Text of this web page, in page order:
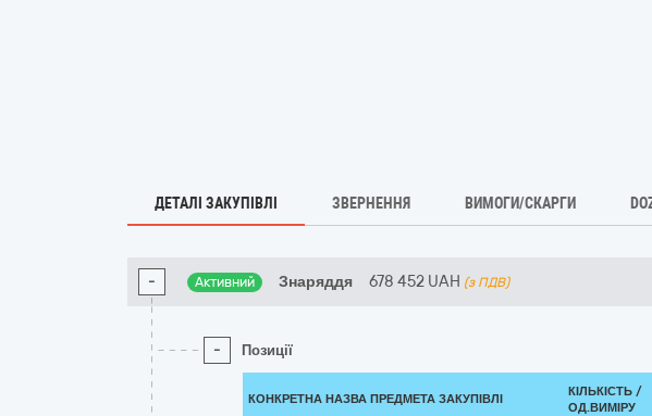
ДЕТАЛІ ЗАКУПІВЛІ ЗВЕРНЕННЯ ВИМОГИ/СКАРГИ
- Активний Знаряддя 678 452 UAH (з ПДВ)
- Позиції
КОНКРЕТНА НАЗВА ПРЕДМЕТА ЗАКУПІВЛІ
КІЛЬКІСТЬ /
ОД.ВИМІРУ